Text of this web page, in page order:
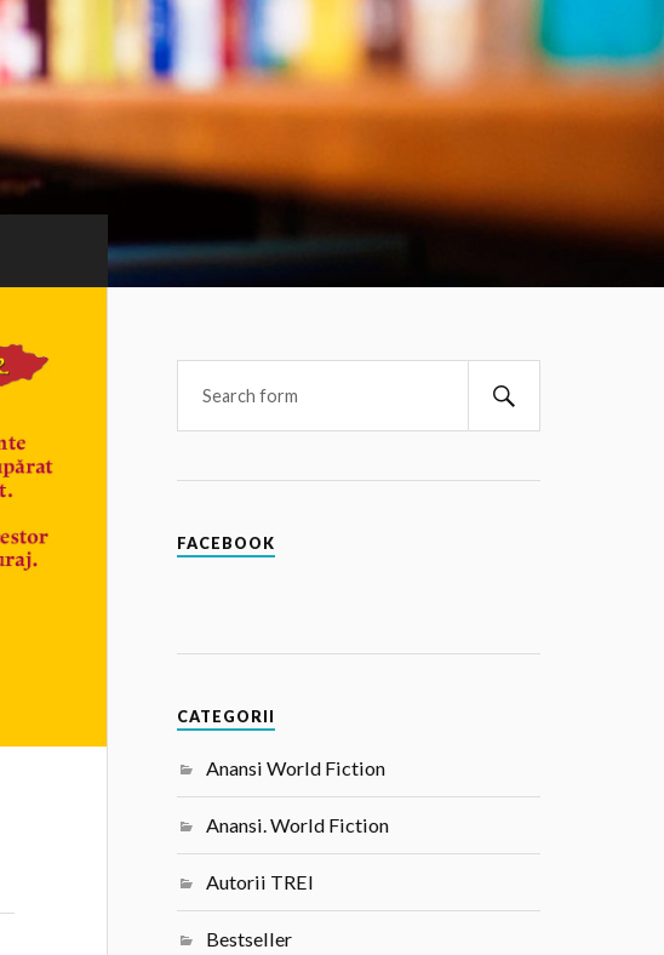
FACEBOOK
CATEGORII
Anansi World Fiction
Anansi. World Fiction
Autorii TREI
Bestseller